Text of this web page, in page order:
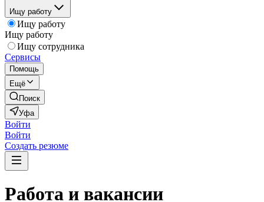
Ищу работу
Ищу работу
Ищу работу
Ищу сотрудника
Сервисы
Помощь
Ещё
Поиск
Уфа
Войти
Войти
Создать резюме
Работа и вакансии